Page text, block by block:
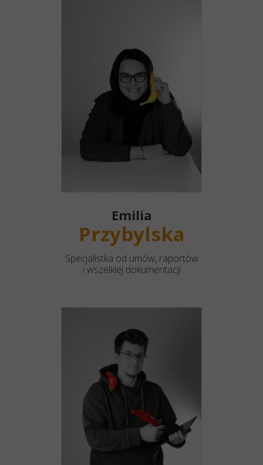
Emilia
Przybylska
Specjalistka od umów, raportów
i wszelkiej dokumentacji